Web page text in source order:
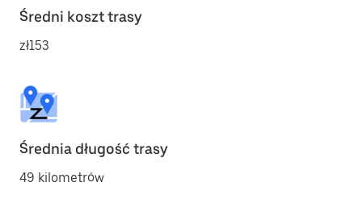
Średni koszt trasy
zł153
Średnia długość trasy
49 kilometrów